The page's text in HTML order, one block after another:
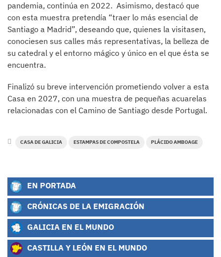
pandemia, continúa en 2022. Asimismo, destacó que
con esta muestra pretendía “traer lo más esencial de
Santiago a Madrid”, deseando que, quienes la visitasen,
conociesen sus calles más representativas, la belleza de
su catedral y el entorno mágico y único en el que ésta se
encuentra.
Finalizó su breve intervención prometiendo volver a esta
Casa en 2027, con una muestra de pequeñas acuarelas
relacionadas con el Camino de Santiago desde Portugal.
CASA DE GALICIA ESTAMPAS DE COMPOSTELA PLÁCIDO AMBOAGE
EN PORTADA
CRÓNICAS DE LA EMIGRACIÓN
GALICIA EN EL MUNDO
CASTILLA Y LEÓN EN EL MUNDO